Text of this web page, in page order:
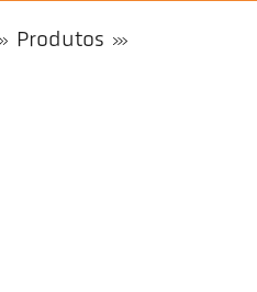
Produtos